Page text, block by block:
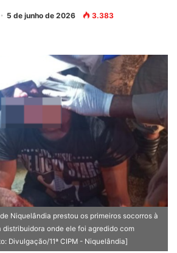
5 de junho de 2026 3.383
Niquelândia prestou os primeiros socorros à
onde ele foi agredido com
Divulgação/11ª CIPM - Niquelândia]